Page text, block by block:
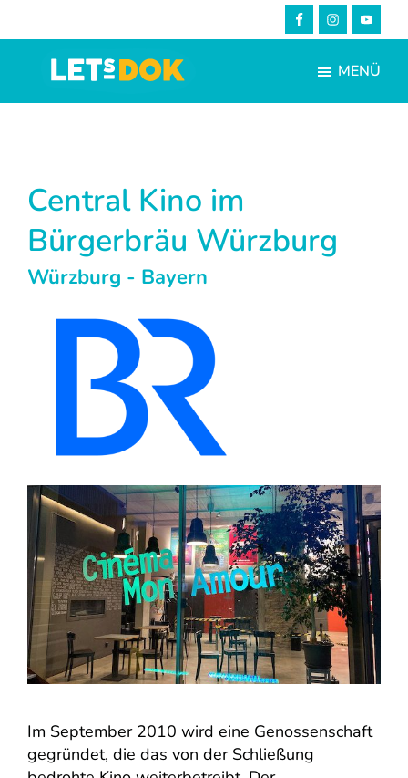
to
content
Fußzeile
springen
LETsDOK
Bundesweite
MENÜ
Central Kino im
Bürgerbräu Würzburg
Würzburg - Bayern
Im September 2010 wird eine Genossenschaft
gegründet, die das von der Schließung